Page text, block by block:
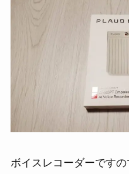
ボイスレコーダーです